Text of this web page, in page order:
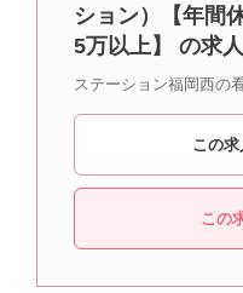
ション）【年間
5万以上】 の求人
ステーション福岡西の
この
この